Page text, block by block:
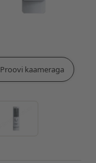
Proovi kaameraga